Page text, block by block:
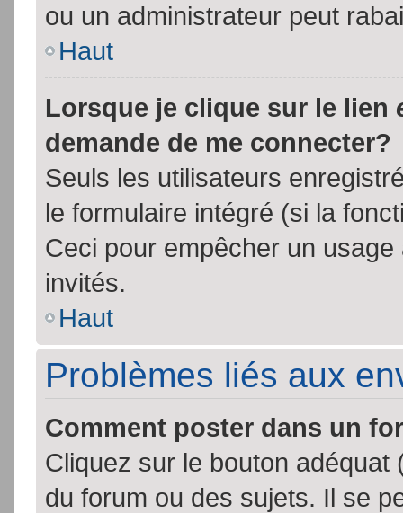
ou un administrateur peut
Haut
Lorsque je clique sur le lien
demande de me connecter?
Seuls les utilisateurs
le formulaire intégré (si la
Ceci pour empêcher un
invités.
Haut
Problèmes liés aux
Comment poster dans un
Cliquez sur le bouton
du forum ou des sujets. Il se